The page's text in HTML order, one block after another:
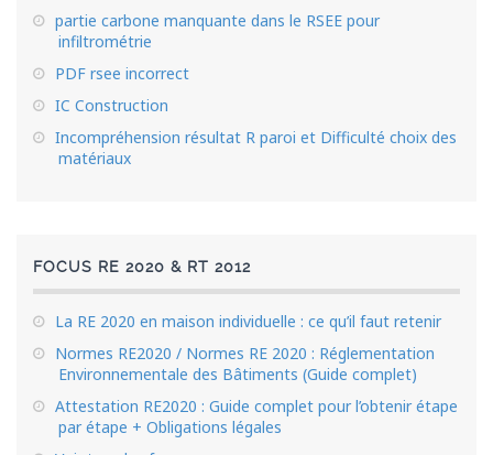
partie carbone manquante dans le RSEE pour
infiltrométrie
PDF rsee incorrect
IC Construction
Incompréhension résultat R paroi et Difficulté choix des
matériaux
FOCUS RE 2020 & RT 2012
La RE 2020 en maison individuelle : ce qu’il faut retenir
Normes RE2020 / Normes RE 2020 : Réglementation
Environnementale des Bâtiments (Guide complet)
Attestation RE2020 : Guide complet pour l’obtenir étape
par étape + Obligations légales